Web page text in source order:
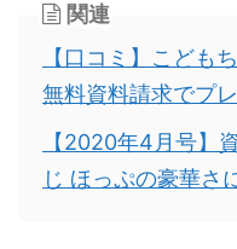
関連
【口コミ】こども
無料資料請求でプ
【2020年4月号】
じ ほっぷの豪華さ